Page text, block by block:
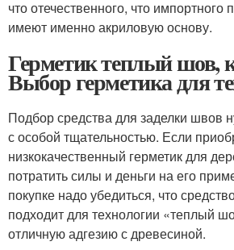
что отечественного, что импортного
имеют именно акриловую основу.
Герметик теплый шов,
Выбор герметика для
Подбор средства для заделки швов
с особой тщательностью. Если
низкокачественный герметик для
потратить силы и деньги на его
покупке надо убедиться, что
подходит для технологии «теплый
отличную адгезию с древесиной.